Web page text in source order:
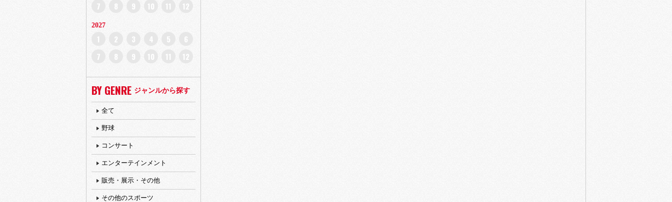
7
8 9 10 11 12
2027
1 2 3 4 5
6
7
8 9 10 11 12
BY GENRE ジャンルから探す
全て
野球
コンサート
エンターテインメント
販売・展示・その他
その他のスポーツ